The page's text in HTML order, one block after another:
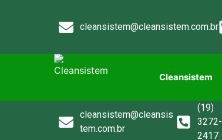
cleansistem@cleansistem.com.br
Cleansistem
cleansistem@cleansis
tem.com.br
(19)
3272-
2417